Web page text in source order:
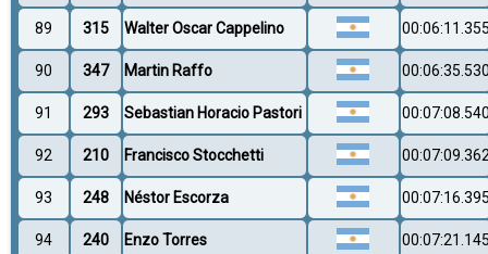
89 315 Walter Oscar Cappelino
90 347 Martin Raffo
91 293 Sebastian Horacio Pastori
92 210 Francisco Stocchetti
93 248 Néstor Escorza
94 240 Enzo Torres